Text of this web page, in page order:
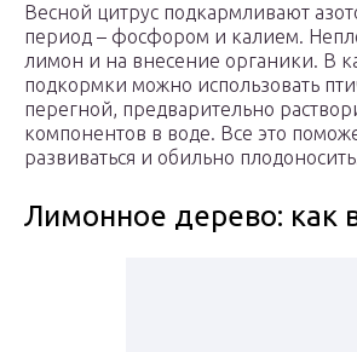
Весной цитрус подкармливают
период – фосфором и калием.
лимон и на внесение органики. В
подкормки можно использовать
перегной, предварительно
компонентов в воде. Все это
развиваться и обильно
Лимонное дерево: как